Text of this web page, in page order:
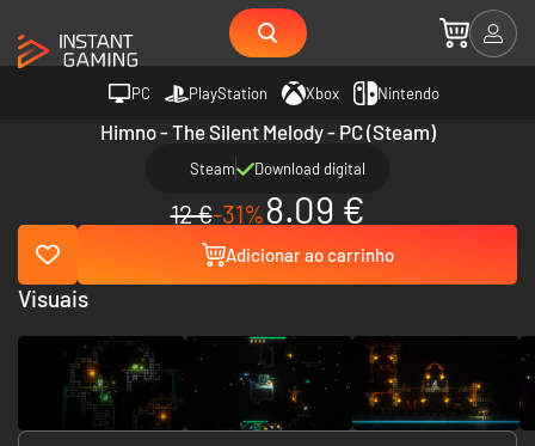
PC PlayStation Xbox Nintendo
Himno - The Silent Melody - PC (Steam)
Steam Download digital
12 €-31%8.09 €
Adicionar ao carrinho
Visuais